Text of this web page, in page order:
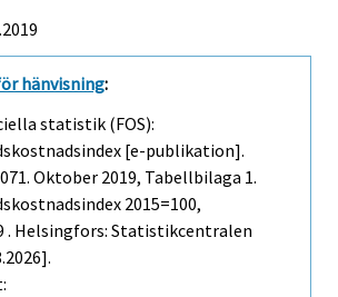
hänvisning:
statistik (FOS):
[e-publikation].
Oktober 2019, Tabellbilaga 1.
2015=100,
. Helsingfors: Statistikcentralen